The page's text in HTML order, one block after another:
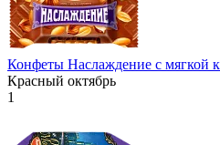
Конфеты Наслаждение с мягкой
Красный октябрь
1